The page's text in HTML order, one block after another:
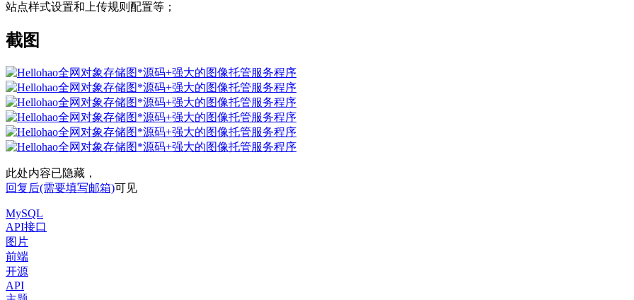
站点样式设置和上传规则配置等；
截图
此处内容已隐藏，
回复后(需要填写邮箱)可见
MySQL
API接口
图片
前端
开源
API